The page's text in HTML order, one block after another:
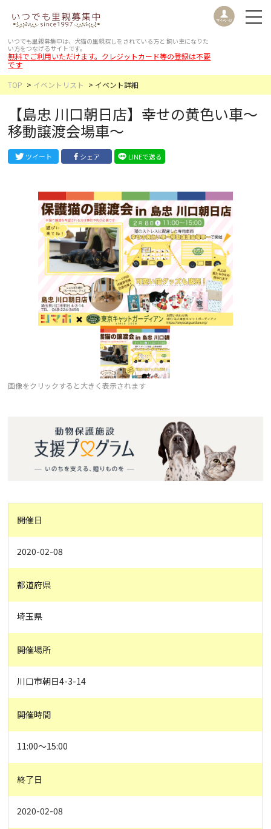
いつでも里親募集中は、犬猫の里親探しをされている方と 飼い主になりた
い方をつなげるサイトです。
無料でご利用いただけます。クレジットカード等の登録は不要
です
TOP
イベントリスト イベント詳細
【島忠 川口朝日店】幸せの黄色い車〜
移動譲渡会場車〜
ツイート シェア LINEで送る
画像をクリックすると大きく表示されます
開催日
2020-02-08
都道府県
埼玉県
開催場所
川口市朝日4-3-14
開催時間
11:00〜15:00
終了日
2020-02-08